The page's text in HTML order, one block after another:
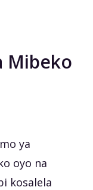
Mibeko
ya
oyo na
kosalela